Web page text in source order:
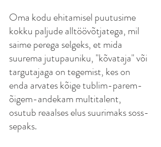
Oma kodu ehitamisel puutusime
kokku paljude alltöövõtjatega, mil
saime perega selgeks, et mida
suurema jutupauniku, "kõvataja" või
targutajaga on tegemist, kes on
enda arvates kõige tublim-parem-
õigem-andekam multitalent,
osutub reaalses elus suurimaks soss-
sepaks.